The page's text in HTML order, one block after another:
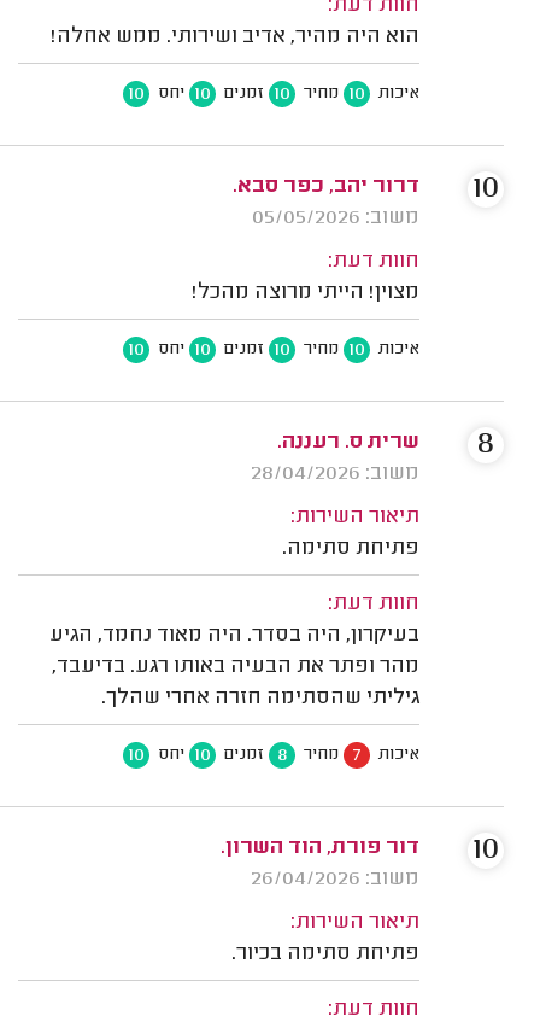
חוות דעת:
הוא היה מהיר, אדיב ושירותי. ממש אחלה!
איכות 10 מחיר 10 זמנים 10 יחס 10
דרור יהב, כפר סבא.
משוב: 05/05/2026
חוות דעת:
מצוין! הייתי מרוצה מהכל!
איכות 10 מחיר 10 זמנים 10 יחס 10
10
שרית ס. רעננה.
משוב: 28/04/2026
תיאור השירות:
פתיחת סתימה.
חוות דעת:
בעיקרון, היה בסדר. היה מאוד נחמד, הגיע
מהר ופתר את הבעיה באותו רגע. בדיעבד,
גיליתי שהסתימה חזרה אחרי שהלך.
איכות 7 מחיר 8 זמנים 10 יחס 10
8
דור פורת, הוד השרון.
משוב: 26/04/2026
תיאור השירות:
פתיחת סתימה בכיור.
חוות דעת:
10